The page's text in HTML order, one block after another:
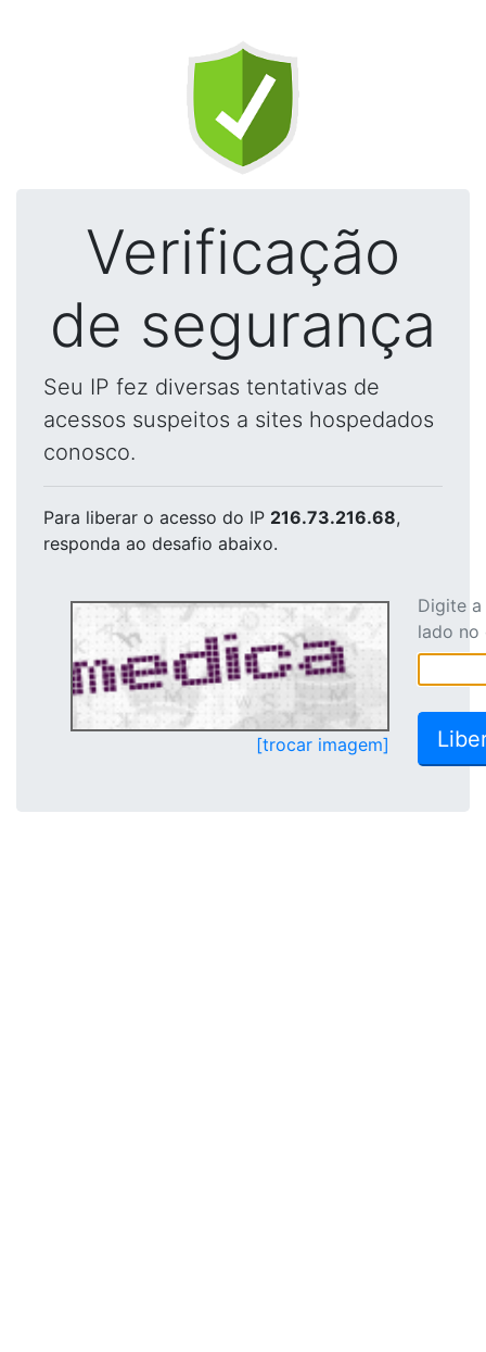
Verificação
de segurança
Seu IP fez diversas tentativas de
acessos suspeitos a sites hospedados
conosco.
Para liberar o acesso do IP 216.73.216.68,
responda ao desafio abaixo.
[trocar imagem]
Digite
lado no